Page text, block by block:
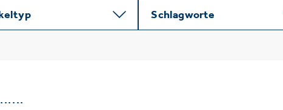
Schlagworte